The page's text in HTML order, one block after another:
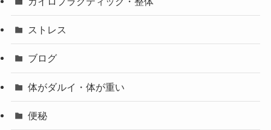
ストレス
ブログ
体がダルイ・体が重い
便秘